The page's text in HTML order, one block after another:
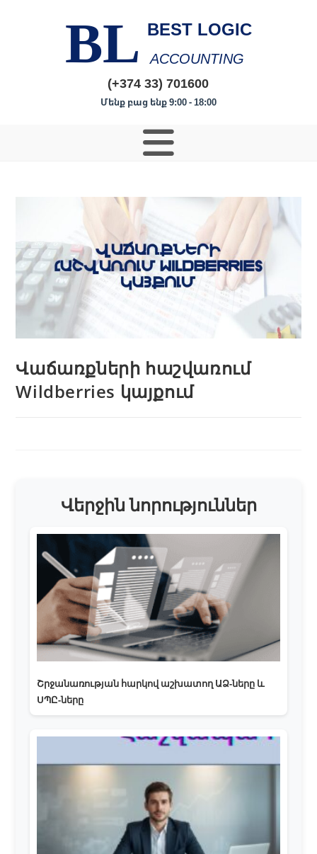
BL BEST LOGIC
ACCOUNTING
(+374 33) 701600
Մենք բաց ենք 9:00 - 18:00
Վաճառքների հաշվառում
Wildberries կայքում
Վերջին նորություններ
Շրջանառության հարկով աշխատող ԱՁ-ները և
ՍՊԸ-ները